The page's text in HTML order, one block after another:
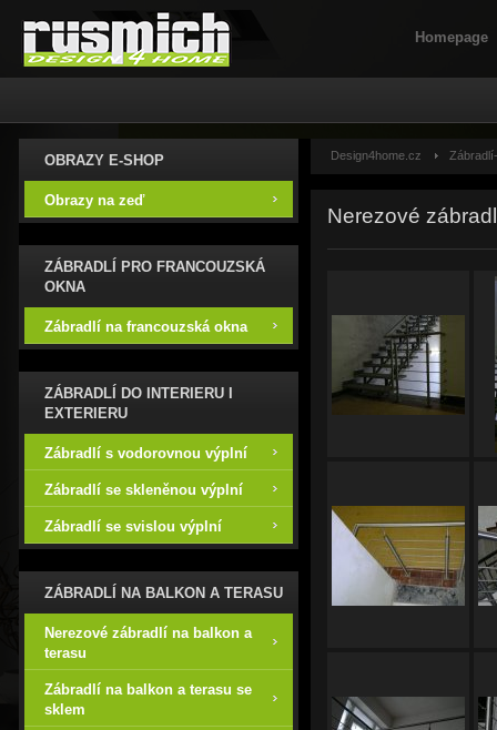
Homepage
OBRAZY E-SHOP
Obrazy na zeď
ZÁBRADLÍ PRO FRANCOUZSKÁ
OKNA
Zábradlí na francouzská okna
ZÁBRADLÍ DO INTERIERU I
EXTERIERU
Zábradlí s vodorovnou výplní
Zábradlí se skleněnou výplní
Zábradlí se svislou výplní
ZÁBRADLÍ NA BALKON A TERASU
Nerezové zábradlí na balkon a
terasu
Zábradlí na balkon a terasu se
sklem
Design4home.cz
Nerezové